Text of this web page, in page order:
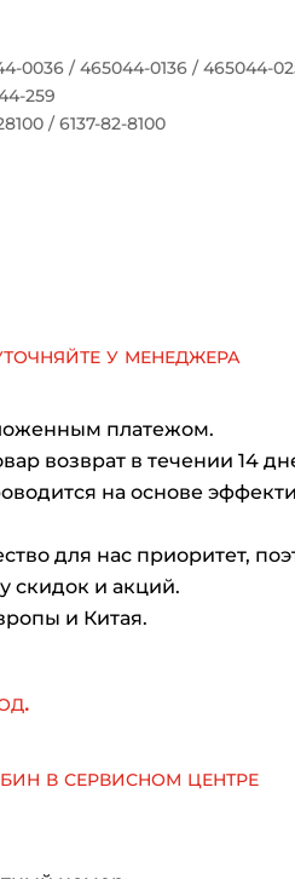
0036 / 465044-0136 / 465044-
259
/ 6137-82-8100
у менеджера
платежом.
возврат в течении 14
на основе
для нас приоритет,
скидок и акций.
и Китая.
в сервисном центре